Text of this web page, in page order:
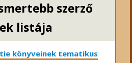
szerző
listája
könyveinek tematikus